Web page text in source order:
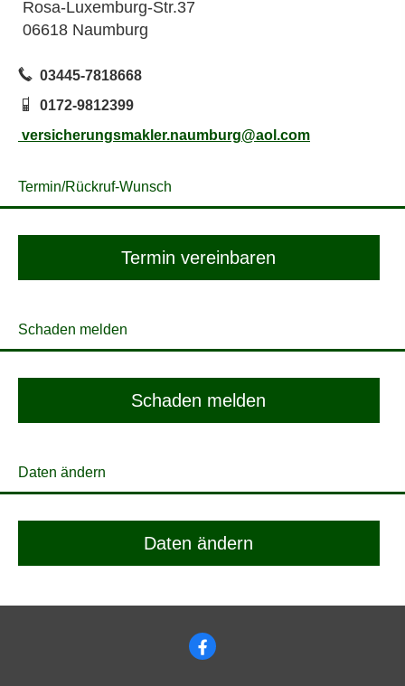
Rosa-Luxemburg-Str.37
06618 Naumburg
03445-7818668
0172-9812399
versicherungsmakler.naumburg@aol.com
Termin/Rück­ruf-Wunsch
Termin ver­ein­baren
Schaden melden
Schaden melden
Daten ändern
Daten ändern